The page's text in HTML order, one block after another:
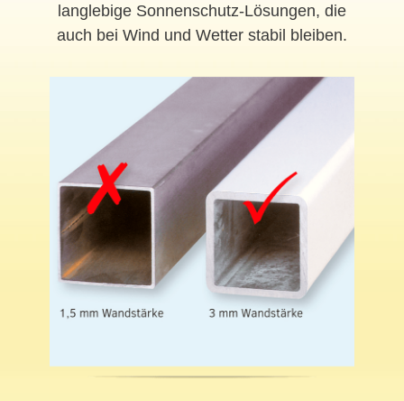
langlebige Sonnenschutz-Lösungen, die
auch bei Wind und Wetter stabil bleiben.